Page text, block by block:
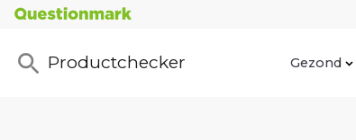
Productchecker Gezond